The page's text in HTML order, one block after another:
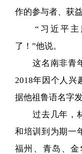
作的参与者、获益
“习近平主
了！”他说。
这名南非青年
2018年因个人兴
据他祖鲁语名字
过去几年，林
和培训到为期一
福州、青岛、